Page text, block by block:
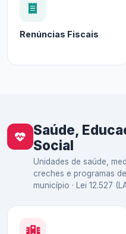
Renúncias Fiscais
Saúde,
Social
Unidades de saúde,
creches e programas
município · Lei 12.527